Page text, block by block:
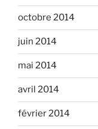
octobre 2014
juin 2014
mai 2014
avril 2014
février 2014